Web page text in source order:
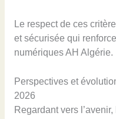
Le respect de ces
et sécurisée qui
numériques AH Algérie.
Perspectives et
2026
Regardant vers